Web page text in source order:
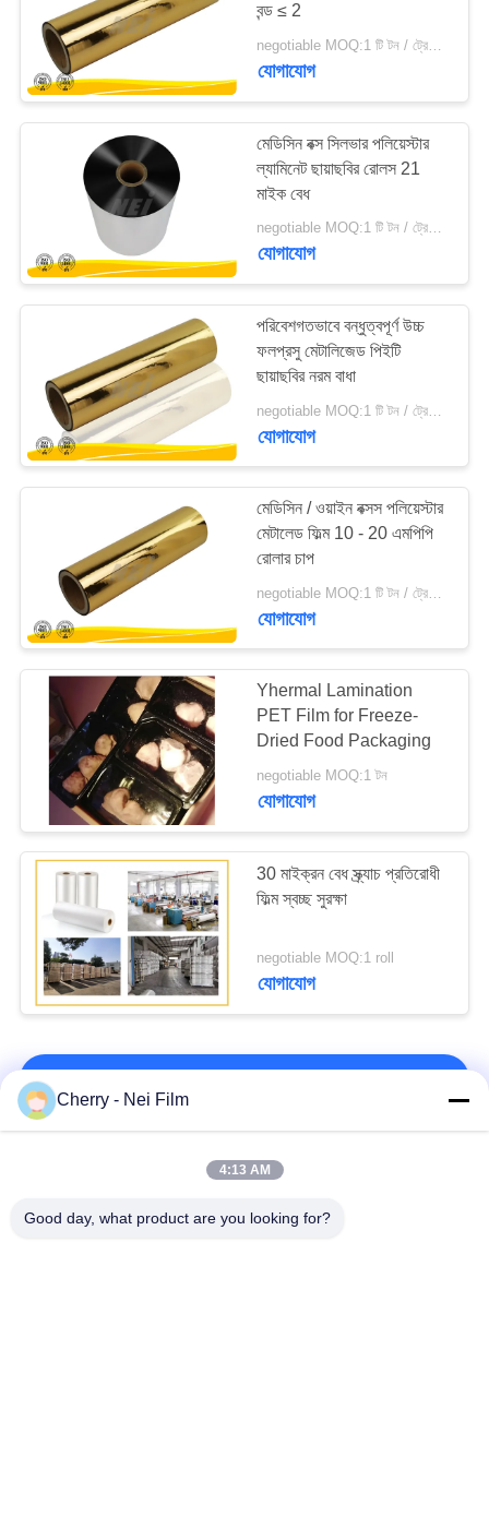
বন্ড ≤ 2
negotiable MOQ:1 টি টন / ট্রেইলের অর্ডার আলোচনা সাপেক্ষ
যোগাযোগ
মেডিসিন বক্স সিলভার পলিয়েস্টার
ল্যামিনেট ছায়াছবির রোলস 21
মাইক বেধ
negotiable MOQ:1 টি টন / ট্রেইলের অর্ডার আলোচনা সাপেক্ষ
যোগাযোগ
পরিবেশগতভাবে বন্ধুত্বপূর্ণ উচ্চ
ফলপ্রসু মেটালিজেড পিইটি
ছায়াছবির নরম বাধা
যোগাযোগ
মেডিসিন / ওয়াইন বক্সস পলিয়েস্টার
মেটালেড ফিল্ম 10 - 20 এমপিপি
রোলার চাপ
negotiable MOQ:1 টি টন / ট্রেইলের অর্ডার আলোচনা সাপেক্ষ
যোগাযোগ
Yhermal Lamination
PET Film for Freeze-
Dried Food Packaging
negotiable MOQ:1 টন
যোগাযোগ
30 মাইক্রন বেধ স্ক্র্যাচ প্রতিরোধী
ফিল্ম স্বচ্ছ সুরক্ষা
negotiable MOQ:1 roll
যোগাযোগ
Cherry - Nei Film
4:13 AM
Good day, what product are you looking for?